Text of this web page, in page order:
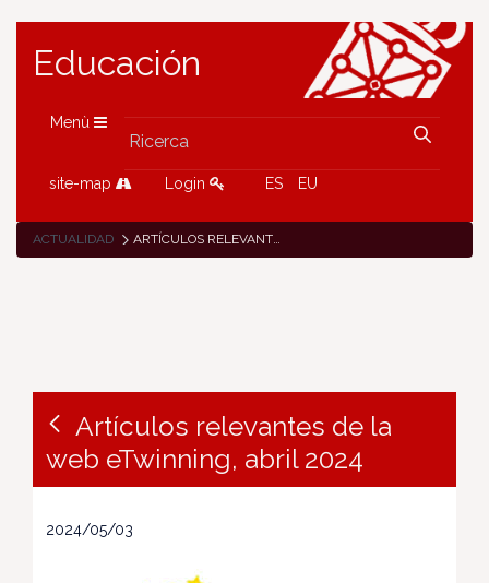
Educación
Menù
site-map Login ES EU
ACTUALIDAD ARTÍCULOS RELEVANTES DE LA WEB ETWINNING, ABRIL 2024
Artículos relevantes de la
web eTwinning, abril 2024
2024/05/03